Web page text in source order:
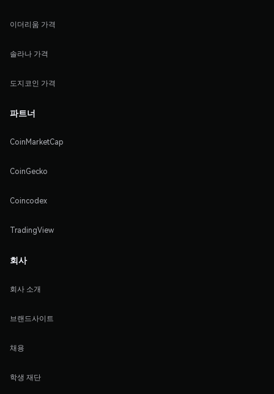
이더리움 가격
솔라나 가격
도지코인 가격
파트너
CoinMarketCap
CoinGecko
Coincodex
TradingView
회사
회사 소개
브랜드사이트
채용
학생 재단